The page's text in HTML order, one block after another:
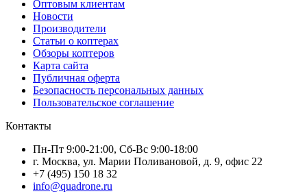
Оптовым клиентам
Новости
Производители
Статьи о коптерах
Обзоры коптеров
Карта сайта
Публичная оферта
Безопасность персональных данных
Пользовательское соглашение
Контакты
Пн-Пт 9:00-21:00, Сб-Вс 9:00-18:00
г. Москва, ул. Марии Поливановой, д. 9, офис 22
+7 (495) 150 18 32
info@quadrone.ru